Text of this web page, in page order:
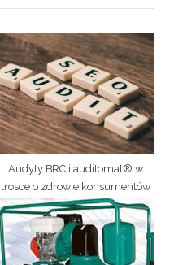
Audyty BRC i auditomat® w
trosce o zdrowie konsumentów